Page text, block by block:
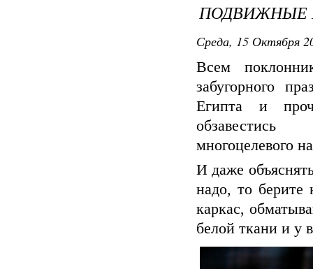
Среда, 15 Октября
Всем
забугорного
Египта и
обзавестись
многоцелевого
И даже
надо, то берите
каркас,
белой ткани и у